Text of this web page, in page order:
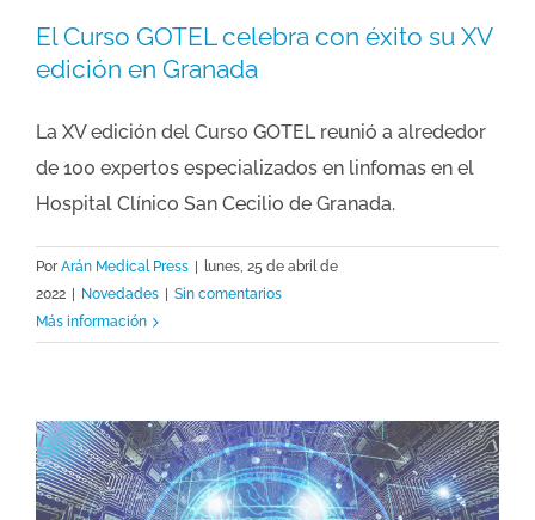
El Curso GOTEL celebra con éxito su XV
edición en Granada
La XV edición del Curso GOTEL reunió a alrededor
de 100 expertos especializados en linfomas en el
Hospital Clínico San Cecilio de Granada.
PorArán Medical Press
lunes, 25 de abril de
2022
Novedades
Sin comentarios
Más información